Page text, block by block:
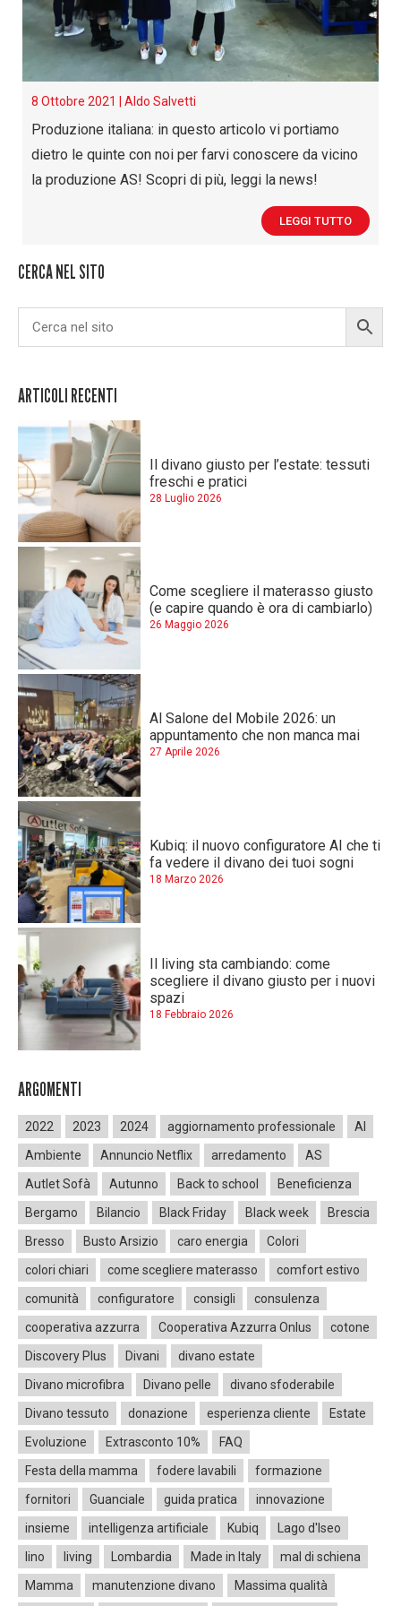
8 Ottobre 2021 | Aldo Salvetti
Produzione italiana: in questo articolo vi portiamo
dietro le quinte con noi per farvi conoscere da vicino
la produzione AS! Scopri di più, leggi la news!
LEGGI TUTTO
CERCA NEL SITO
ARTICOLI RECENTI
Il divano giusto per l’estate: tessuti
freschi e pratici
28 Luglio 2026
Come scegliere il materasso giusto
(e capire quando è ora di cambiarlo)
26 Maggio 2026
Al Salone del Mobile 2026: un
appuntamento che non manca mai
27 Aprile 2026
Kubiq: il nuovo configuratore AI che ti
fa vedere il divano dei tuoi sogni
18 Marzo 2026
Il living sta cambiando: come
scegliere il divano giusto per i nuovi
spazi
18 Febbraio 2026
ARGOMENTI
2022 2023 2024 aggiornamento professionale
AI
Ambiente
Annuncio Netflix arredamento
AS
Autlet Sofà
Autunno Back to school
Beneficienza
Bergamo
Bilancio Black Friday Black week
Brescia
Bresso
Busto Arsizio caro energia
Colori
colori chiari
come scegliere materasso
comfort estivo
comunità
configuratore consigli
consulenza
cooperativa azzurra
Cooperativa Azzurra Onlus
cotone
Discovery Plus
Divani
divano estate
Divano microfibra
Divano pelle
divano sfoderabile
Divano tessuto
donazione esperienza cliente
Estate
Evoluzione
Extrasconto 10%
FAQ
Festa della mamma
fodere lavabili
formazione
fornitori
Guanciale guida pratica
innovazione
insieme
intelligenza artificiale Kubiq
Lago d'Iseo
lino
living Lombardia Made in Italy
mal di schiena
Mamma
manutenzione divano Massima qualità